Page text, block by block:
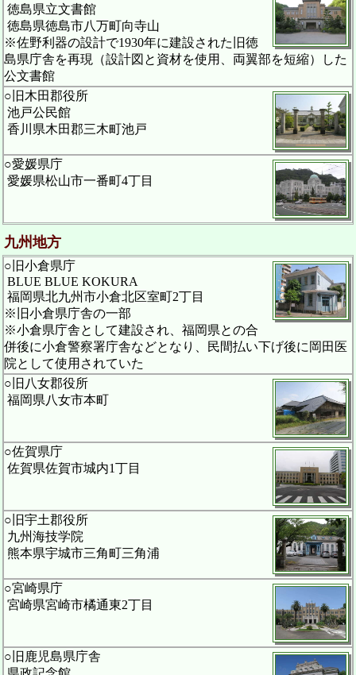
徳島県立文書館
徳島県徳島市八万町向寺山
※佐野利器の設計で1930年に建設された旧徳
島県庁舎を再現（設計図と資材を使用、両翼部を短縮）した
公文書館
○旧木田郡役所
池戸公民館
香川県木田郡三木町池戸
○愛媛県庁
愛媛県松山市一番町4丁目
九州地方
○旧小倉県庁
BLUE BLUE KOKURA
福岡県北九州市小倉北区室町2丁目
※旧小倉県庁舎の一部
※小倉県庁舎として建設され、福岡県との合
併後に小倉警察署庁舎などとなり、民間払い下げ後に岡田医
院として使用されていた
○旧八女郡役所
福岡県八女市本町
○佐賀県庁
佐賀県佐賀市城内1丁目
○旧宇土郡役所
九州海技学院
熊本県宇城市三角町三角浦
○宮崎県庁
宮崎県宮崎市橘通東2丁目
○旧鹿児島県庁舎